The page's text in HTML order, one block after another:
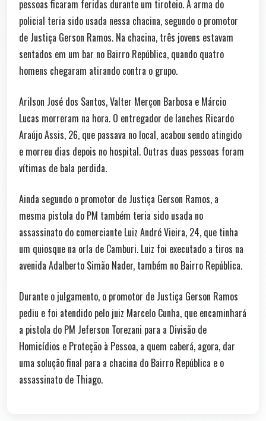
pessoas ficaram feridas durante um tiroteio. A arma do
policial teria sido usada nessa chacina, segundo o promotor
de Justiça Gerson Ramos. Na chacina, três jovens estavam
sentados em um bar no Bairro República, quando quatro
homens chegaram atirando contra o grupo.
Arilson José dos Santos, Valter Merçon Barbosa e Márcio
Lucas morreram na hora. O entregador de lanches Ricardo
Araújo Assis, 26, que passava no local, acabou sendo atingido
e morreu dias depois no hospital. Outras duas pessoas foram
vítimas de bala perdida.
Ainda segundo o promotor de Justiça Gerson Ramos, a
mesma pistola do PM também teria sido usada no
assassinato do comerciante Luiz André Vieira, 24, que tinha
um quiosque na orla de Camburi. Luiz foi executado a tiros na
avenida Adalberto Simão Nader, também no Bairro República.
Durante o julgamento, o promotor de Justiça Gerson Ramos
pediu e foi atendido pelo juiz Marcelo Cunha, que encaminhará
a pistola do PM Jeferson Torezani para a Divisão de
Homicídios e Proteção à Pessoa, a quem caberá, agora, dar
uma solução final para a chacina do Bairro República e o
assassinato de Thiago.